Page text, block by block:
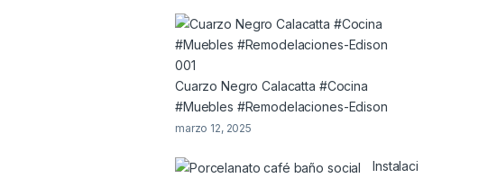
Cuarzo Negro Calacatta #Cocina
#Muebles #Remodelaciones-Edison
marzo 12, 2025
Instalaci